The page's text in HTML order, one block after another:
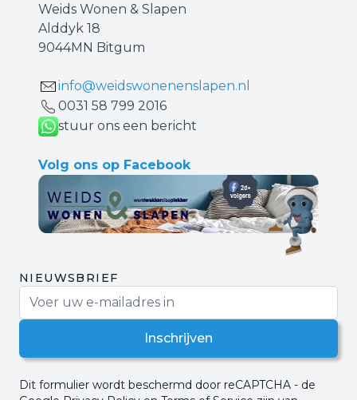
Weids Wonen & Slapen
Alddyk 18
9044MN Bitgum
info@weidswonenenslapen.nl
0031 ‪58 799 2016‬
stuur ons een bericht
Volg ons op Facebook
NIEUWSBRIEF
Inschrijven
Dit formulier wordt beschermd door reCAPTCHA - de